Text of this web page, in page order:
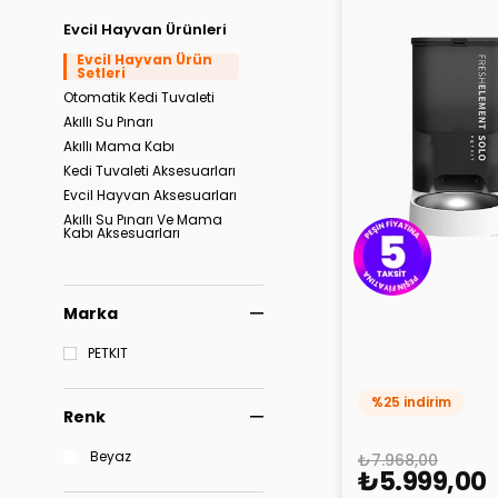
Evcil Hayvan Ürünleri
Evcil Hayvan Ürün
Setleri
Otomatik Kedi Tuvaleti
Akıllı Su Pınarı
Akıllı Mama Kabı
Kedi Tuvaleti Aksesuarları
Evcil Hayvan Aksesuarları
Akıllı Su Pınarı Ve Mama
Kabı Aksesuarları
Marka
PETKIT
Renk
Beyaz
%25 indirim
₺5.999,00
₺7.968,00